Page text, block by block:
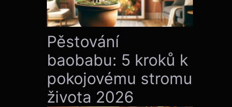
Pěstování
baobabu: 5 kroků k
pokojovému stromu
života 2026